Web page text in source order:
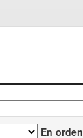
En orden